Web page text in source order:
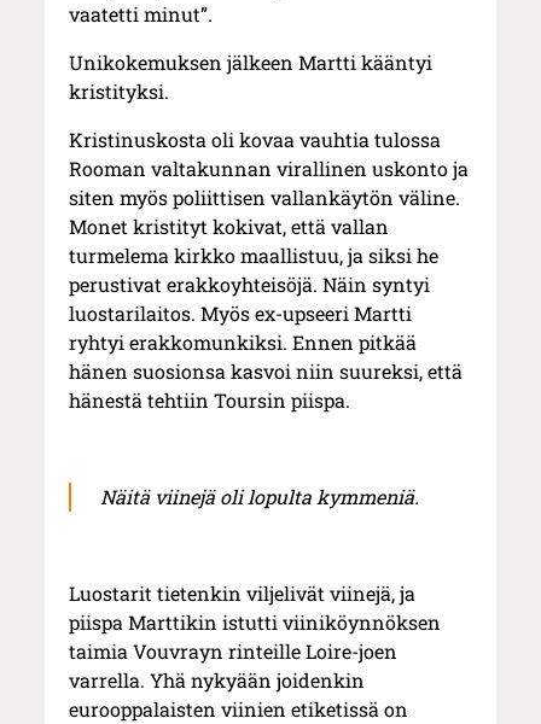
vaatetti minut”.
Unikokemuksen jälkeen Martti kääntyi
kristityksi.
Kristinuskosta oli kovaa vauhtia tulossa
Rooman valtakunnan virallinen uskonto ja
siten myös poliittisen vallankäytön väline.
Monet kristityt kokivat, että vallan
turmelema kirkko maallistuu, ja siksi he
perustivat erakkoyhteisöjä. Näin syntyi
luostarilaitos. Myös ex-upseeri Martti
ryhtyi erakkomunkiksi. Ennen pitkää
hänen suosionsa kasvoi niin suureksi, että
hänestä tehtiin Toursin piispa.
Näitä viinejä oli lopulta kymmeniä.
Luostarit tietenkin viljelivät viinejä, ja
piispa Marttikin istutti viiniköynnöksen
taimia Vouvrayn rinteille Loire-joen
varrella. Yhä nykyään joidenkin
eurooppalaisten viinien etiketissä on